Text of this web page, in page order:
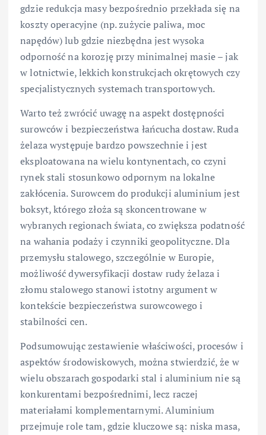
gdzie redukcja masy bezpośrednio przekłada się na
koszty operacyjne (np. zużycie paliwa, moc
napędów) lub gdzie niezbędna jest wysoka
odporność na korozję przy minimalnej masie – jak
w lotnictwie, lekkich konstrukcjach okrętowych czy
specjalistycznych systemach transportowych.
Warto też zwrócić uwagę na aspekt dostępności
surowców i bezpieczeństwa łańcucha dostaw. Ruda
żelaza występuje bardzo powszechnie i jest
eksploatowana na wielu kontynentach, co czyni
rynek stali stosunkowo odpornym na lokalne
zakłócenia. Surowcem do produkcji aluminium jest
boksyt, którego złoża są skoncentrowane w
wybranych regionach świata, co zwiększa podatność
na wahania podaży i czynniki geopolityczne. Dla
przemysłu stalowego, szczególnie w Europie,
możliwość dywersyfikacji dostaw rudy żelaza i
złomu stalowego stanowi istotny argument w
kontekście bezpieczeństwa surowcowego i
stabilności cen.
Podsumowując zestawienie właściwości, procesów i
aspektów środowiskowych, można stwierdzić, że w
wielu obszarach gospodarki stal i aluminium nie są
konkurentami bezpośrednimi, lecz raczej
materiałami komplementarnymi. Aluminium
przejmuje role tam, gdzie kluczowe są: niska masa,